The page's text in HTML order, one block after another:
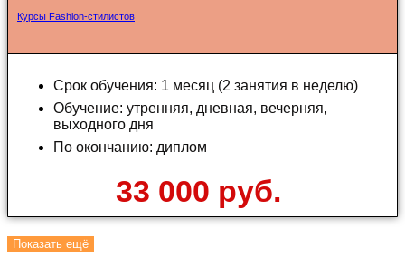
Курсы Fashion-стилистов
Срок обучения: 1 месяц (2 занятия в неделю)
Обучение: утренняя, дневная, вечерняя,
выходного дня
По окончанию: диплом
33 000 руб.
Показать ещё